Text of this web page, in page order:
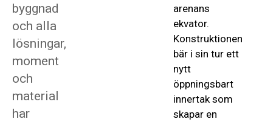
byggnad
och alla
lösningar,
moment
och
material
har
arenans
ekvator.
Konstruktionen
bär i sin tur ett
nytt
öppningsbart
innertak som
skapar en